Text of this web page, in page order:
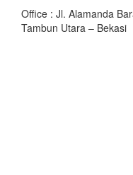
Office : Jl. Alamanda
Tambun Utara – Bekasi